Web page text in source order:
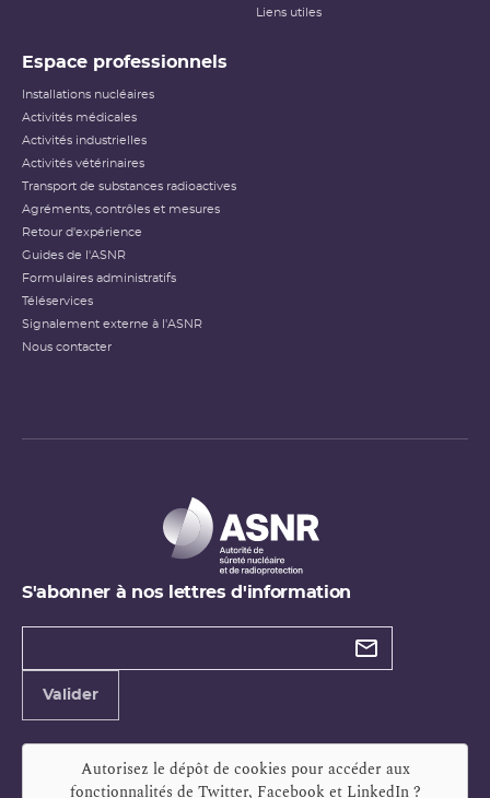
Liens utiles
Espace professionnels
Installations nucléaires
Activités médicales
Activités industrielles
Activités vétérinaires
Transport de substances radioactives
Agréments, contrôles et mesures
Retour d'expérience
Guides de l'ASNR
Formulaires administratifs
Téléservices
Signalement externe à l'ASNR
Nous contacter
S'abonner à nos lettres d'information
Types de
Valider
Autorisez le dépôt de cookies pour accéder aux
fonctionnalités de Twitter, Facebook et LinkedIn?